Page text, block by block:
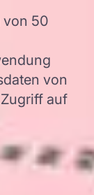
von 50
von
auf